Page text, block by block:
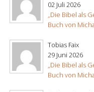
02 Juli 2026
„Die Bibel als
Buch von
Tobias Faix
29 Juni 2026
„Die Bibel als
Buch von